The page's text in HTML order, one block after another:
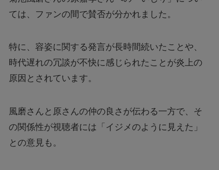
ては、ファンの間で賛否が分かれました。
特に、容姿に関する発言が長時間続いたことや、
時代遅れの冗談が不快に感じられたことが炎上の
原因とされています。
風磨さんと原さんの仲の良さが伝わる一方で、そ
の関係性が視聴者には「イジメのように見えた」
との意見も。